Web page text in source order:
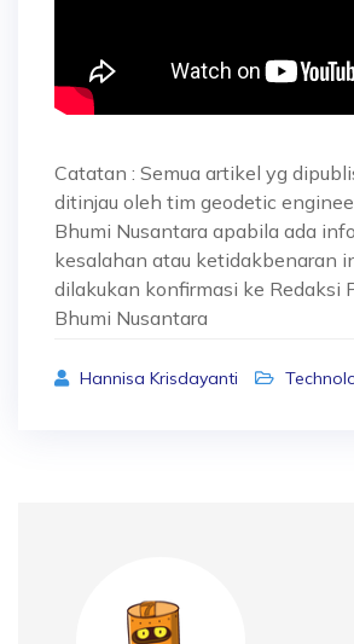
Catatan : Semua artikel yg
ditinjau oleh tim geodetic
Bhumi Nusantara apabila ada
kesalahan atau ketidakbenaran
dilakukan konfirmasi ke Redaksi
Bhumi Nusantara
Hannisa Krisdayanti